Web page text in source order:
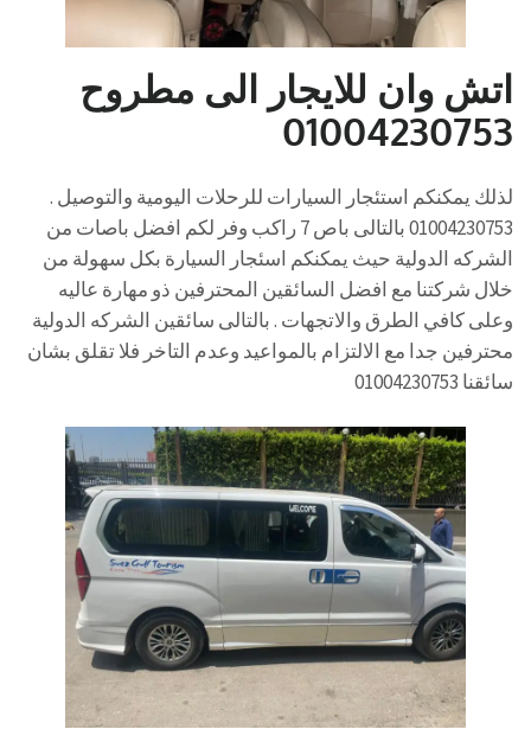
اتش وان للايجار الى مطروح
01004230753
لذلك يمكنكم استئجار السيارات للرحلات اليومية والتوصيل .
01004230753 بالتالى باص 7 راكب وفر لكم افضل باصات من
الشركه الدولية حيث يمكنكم اسئجار السيارة بكل سهولة من
خلال شركتنا مع افضل السائقين المحترفين ذو مهارة عاليه
وعلى كافي الطرق والاتجهات . بالتالى سائقين الشركه الدولية
محترفين جدا مع الالتزام بالمواعيد وعدم التاخر فلا تقلق بشان
سائقنا 01004230753